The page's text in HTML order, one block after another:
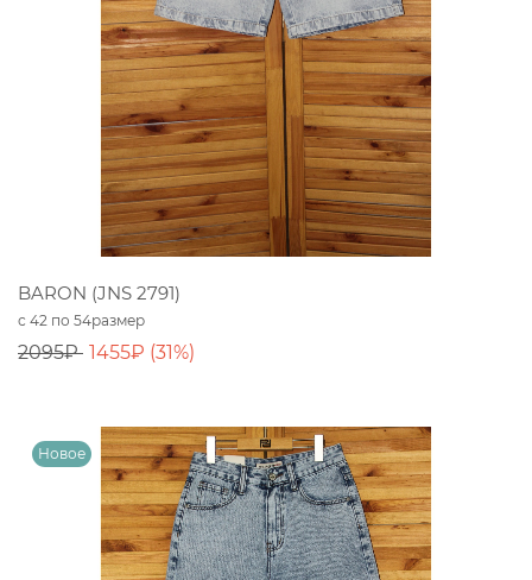
BARON (JNS 2791)
с 42 по 54размер
2095₽ 1455₽ (31%)